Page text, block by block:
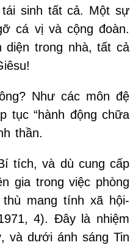
sinh tất cả. Một sự
cá vị và cộng đoàn.
trong nhà, tất cả
Như các môn đệ
tục “hành động chữa
thần.
tích, và dù cung cấp
gia trong việc phòng
mang tính xã hội-
4). Đây là nhiệm
và dưới ánh sáng Tin